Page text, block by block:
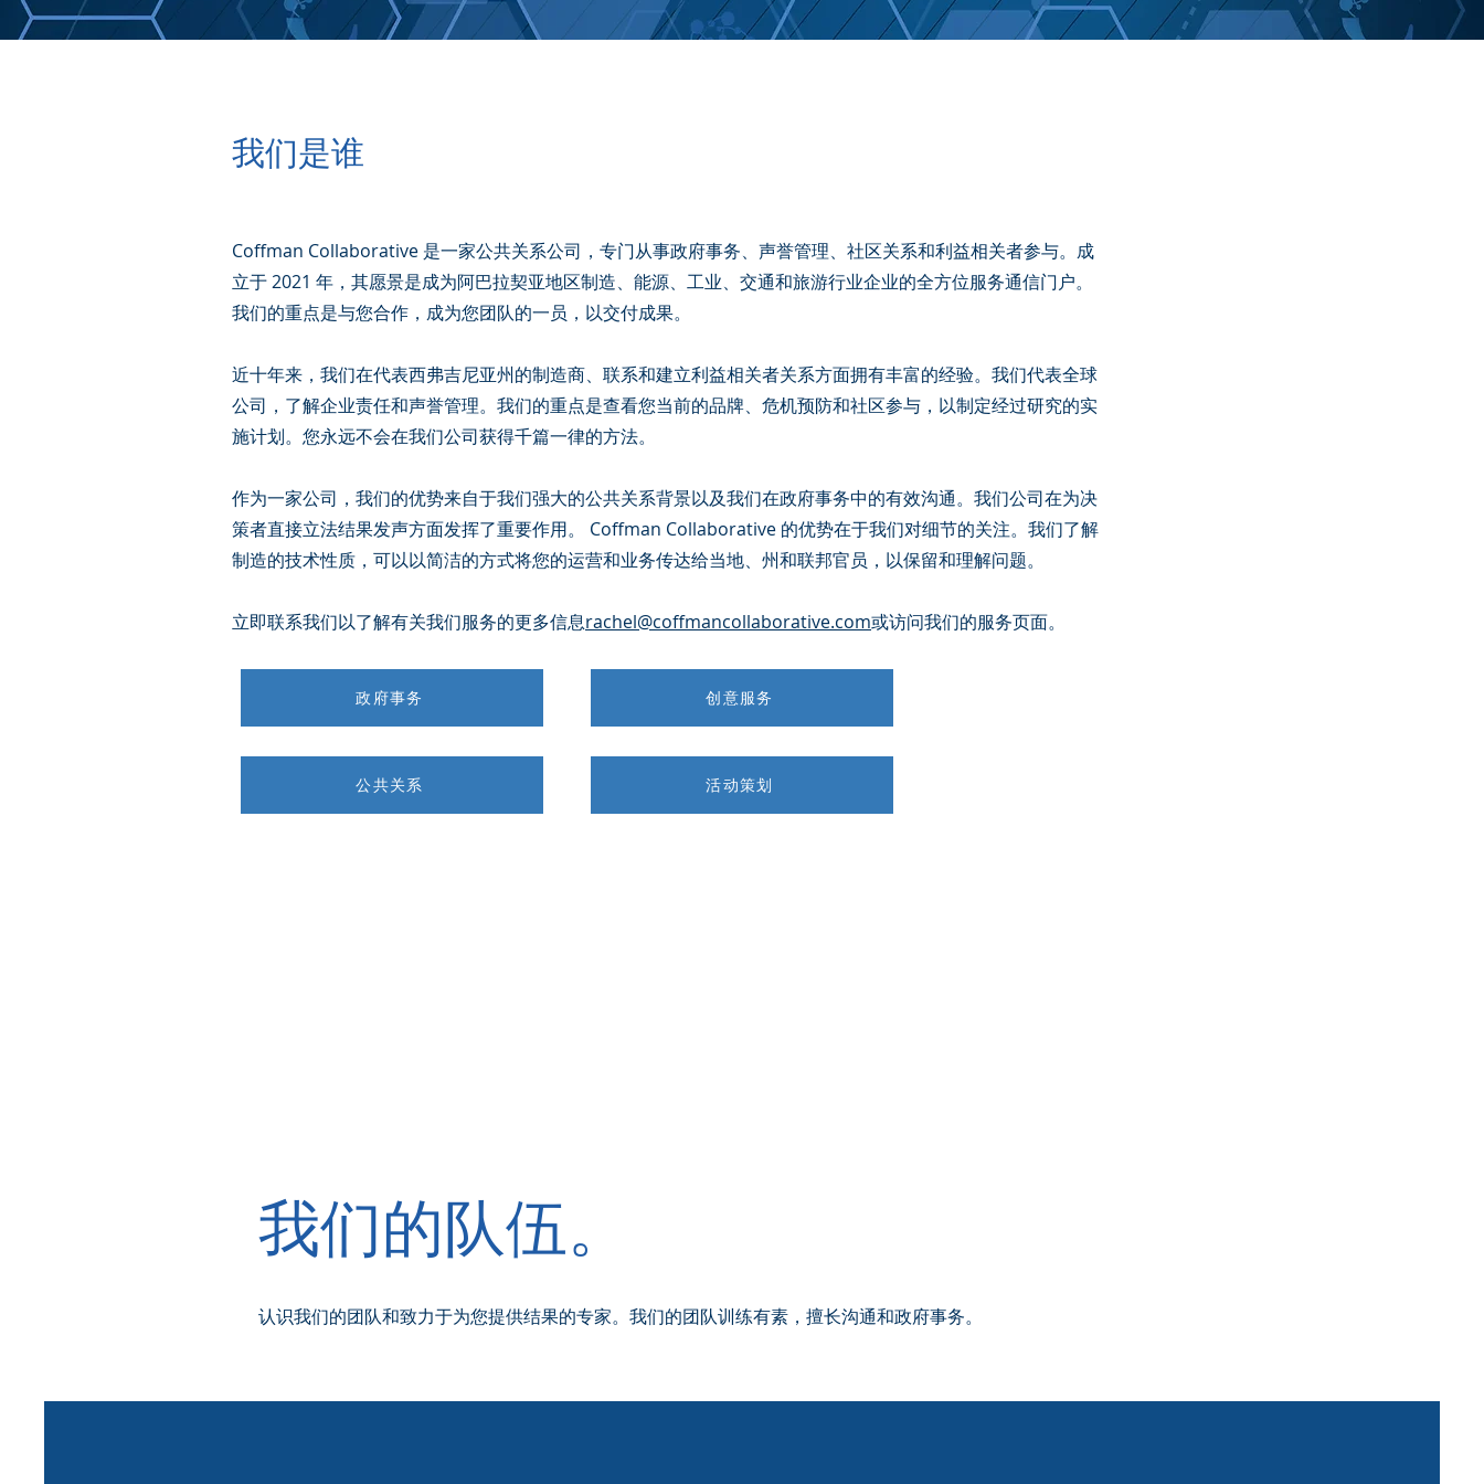
我们是谁
Coffman Collaborative 是一家公共关系公司，专门从事政府事务、声誉管理、社区关系和利益相关者参与。成
立于 2021 年，其愿景是成为阿巴拉契亚地区制造、能源、工业、交通和旅游行业企业的全方位服务通信门户。
我们的重点是与您合作，成为您团队的一员，以交付成果。
近十年来，我们在代表西弗吉尼亚州的制造商、联系和建立利益相关者关系方面拥有丰富的经验。我们代表全球
公司，了解企业责任和声誉管理。我们的重点是查看您当前的品牌、危机预防和社区参与，以制定经过研究的实
施计划。您永远不会在我们公司获得千篇一律的方法。
作为一家公司，我们的优势来自于我们强大的公共关系背景以及我们在政府事务中的有效沟通。我们公司在为决
策者直接立法结果发声方面发挥了重要作用。 Coffman Collaborative 的优势在于我们对细节的关注。我们了解
制造的技术性质，可以以简洁的方式将您的运营和业务传达给当地、州和联邦官员，以保留和理解问题。
立即联系我们以了解有关我们服务的更多信息rachel@coffmancollaborative.com或访问我们的服务页面。
政府事务
公共关系
创意服务
活动策划
我们的队伍。
认识我们的团队和致力于为您提供结果的专家。我们的团队训练有素，擅长沟通和政府事务。